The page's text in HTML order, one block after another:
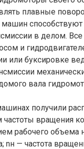
плавные
машин
в делом.
и
или буксировке
вала
получили
вращения
рабочего объема
— частота